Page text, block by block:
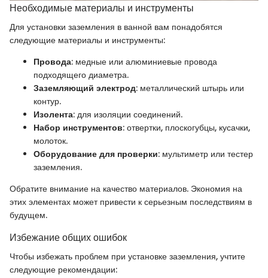
Необходимые материалы и инструменты
Для установки заземления в ванной вам понадобятся
следующие материалы и инструменты:
Провода: медные или алюминиевые провода
подходящего диаметра.
Заземляющий электрод: металлический штырь или
контур.
Изолента: для изоляции соединений.
Набор инструментов: отвертки, плоскогубцы, кусачки,
молоток.
Оборудование для проверки: мультиметр или тестер
заземления.
Обратите внимание на качество материалов. Экономия на
этих элементах может привести к серьезным последствиям в
будущем.
Избежание общих ошибок
Чтобы избежать проблем при установке заземления, учтите
следующие рекомендации: